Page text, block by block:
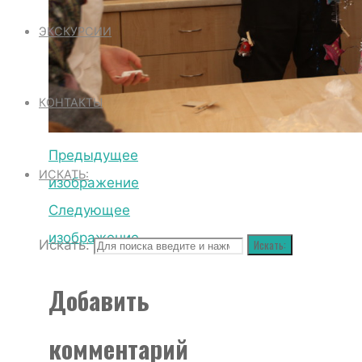
ЭКСКУРСИИ
КОНТАКТЫ
ИСКАТЬ:
Искать: Искать:
Предыдущее
изображение
Следующее
изображение
Добавить
комментарий